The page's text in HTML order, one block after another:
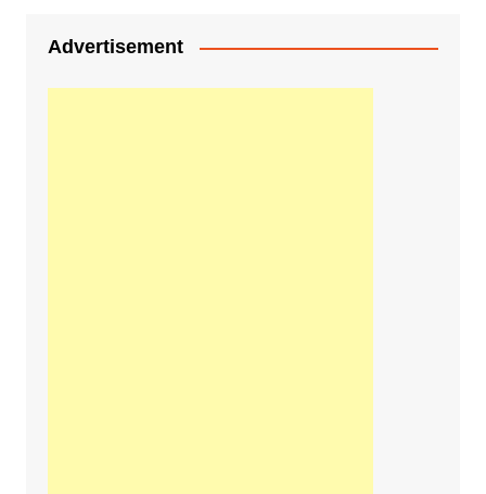
Advertisement